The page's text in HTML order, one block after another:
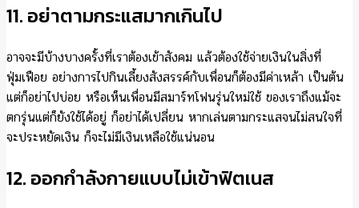
11. อย่าตามกระแสมากเกินไป
อาจจะมีบ้างบางครั้งที่เราต้องเข้าสังคม แล้วต้องใช้จ่ายเงินในสิ่งที่
ฟุ่มเฟือย อย่างการไปกินเลี้ยงสังสรรค์กับเพื่อนก็ต้องมีค่าเหล้า เป็นต้น
แต่ก็อย่าไปบ่อย หรือเห็นเพื่อนมีสมาร์ทโฟนรุ่นใหม่ใช้ ของเราถึงแม้จะ
ตกรุ่นแต่ก็ยังใช้ได้อยู่ ก็อย่าได้เปลี่ยน หากเล่นตามกระแสจนไม่สนใจที่
จะประหยัดเงิน ก็จะไม่มีเงินเหลือใช้แน่นอน
12. ออกกำลังกายแบบไม่เข้าฟิตเนส